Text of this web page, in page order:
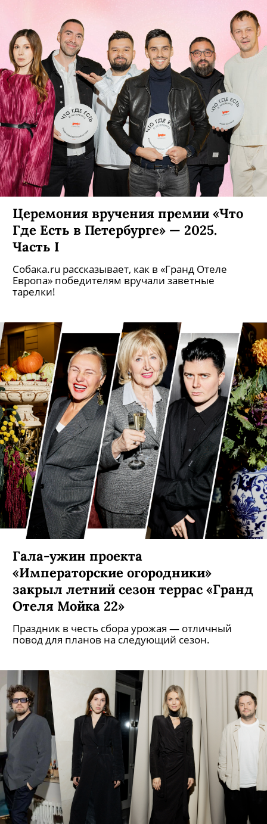
Церемония вручения премии «Что
Где Есть в Петербурге» — 2025.
Часть I
Собака.ru рассказывает, как в «Гранд Отеле
Европа» победителям вручали заветные
тарелки!
Гала-ужин проекта
«Императорские огородники»
закрыл летний сезон террас «Гранд
Отеля Мойка 22»
Праздник в честь сбора урожая — отличный
повод для планов на следующий сезон.